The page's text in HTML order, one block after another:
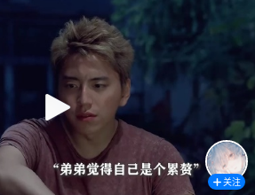
关注